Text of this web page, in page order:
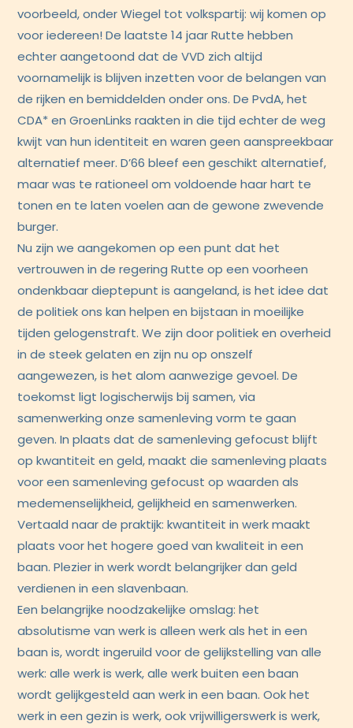
voorbeeld, onder Wiegel tot volkspartij: wij komen op
voor iedereen! De laatste 14 jaar Rutte hebben
echter aangetoond dat de VVD zich altijd
voornamelijk is blijven inzetten voor de belangen van
de rijken en bemiddelden onder ons. De PvdA, het
CDA* en GroenLinks raakten in die tijd echter de weg
kwijt van hun identiteit en waren geen aanspreekbaar
alternatief meer. D’66 bleef een geschikt alternatief,
maar was te rationeel om voldoende haar hart te
tonen en te laten voelen aan de gewone zwevende
burger.
Nu zijn we aangekomen op een punt dat het
vertrouwen in de regering Rutte op een voorheen
ondenkbaar dieptepunt is aangeland, is het idee dat
de politiek ons kan helpen en bijstaan in moeilijke
tijden gelogenstraft. We zijn door politiek en overheid
in de steek gelaten en zijn nu op onszelf
aangewezen, is het alom aanwezige gevoel. De
toekomst ligt logischerwijs bij samen, via
samenwerking onze samenleving vorm te gaan
geven. In plaats dat de samenleving gefocust blijft
op kwantiteit en geld, maakt die samenleving plaats
voor een samenleving gefocust op waarden als
medemenselijkheid, gelijkheid en samenwerken.
Vertaald naar de praktijk: kwantiteit in werk maakt
plaats voor het hogere goed van kwaliteit in een
baan. Plezier in werk wordt belangrijker dan geld
verdienen in een slavenbaan.
Een belangrijke noodzakelijke omslag: het
absolutisme van werk is alleen werk als het in een
baan is, wordt ingeruild voor de gelijkstelling van alle
werk: alle werk is werk, alle werk buiten een baan
wordt gelijkgesteld aan werk in een baan. Ook het
werk in een gezin is werk, ook vrijwilligerswerk is werk,